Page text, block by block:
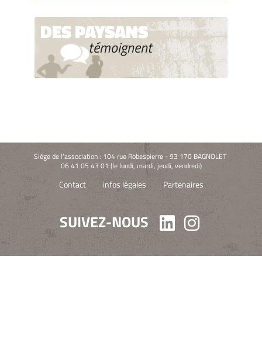
DES PAYSANS
témoignent
Siège de l'association : 104 rue Robespierre - 93 170 BAGNOLET
06 41 05 43 01 (le lundi, mardi, jeudi, vendredi)
Contact infos légales Partenaires
SUIVEZ-NOUS Linkedin